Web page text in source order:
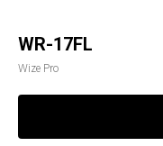
WR-17FL
Wize Pro